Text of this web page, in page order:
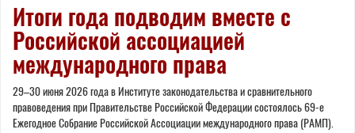
Итоги года подводим вместе с
Российской ассоциацией
международного права
29–30 июня 2026 года в Институте законодательства и сравнительного
правоведения при Правительстве Российской Федерации состоялось 69-е
Ежегодное Собрание Российской Ассоциации международного права (РАМП).